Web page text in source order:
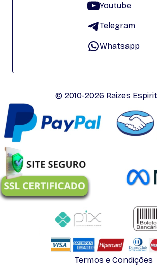
Youtube
Telegram
Whatsapp
© 2010-2026 Raizes
Termos e Condições